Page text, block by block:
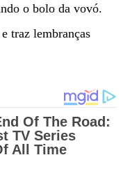
o bolo da vovó.
traz lembranças